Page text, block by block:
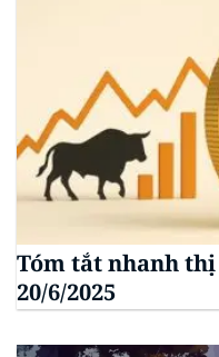
Tóm tắt nhanh
20/6/2025